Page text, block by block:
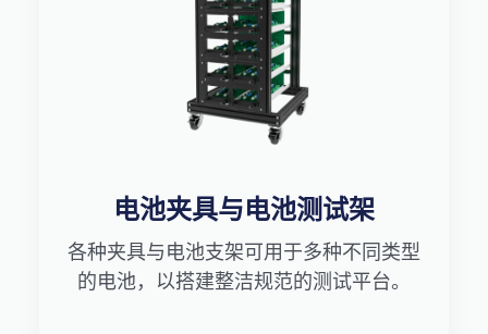
电池夹具与电池测试架
各种夹具与电池支架可用于多种不同类型
的电池，以搭建整洁规范的测试平台。